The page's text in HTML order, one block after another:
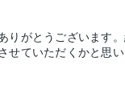
がとうございます。
せていただくかと思